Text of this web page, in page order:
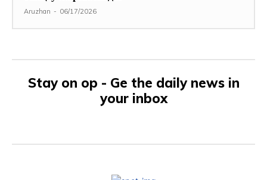
Aruzhan - 06/17/2026
Stay on op - Ge the daily news in
your inbox